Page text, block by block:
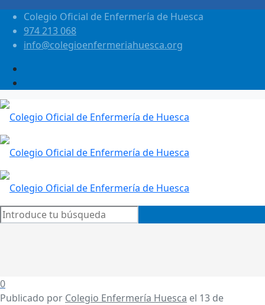
Colegio Oficial de Enfermería de Huesca
974 213 068
info@colegioenfermeriahuesca.org
0
Publicado por Colegio Enfermería Huesca el 13 de